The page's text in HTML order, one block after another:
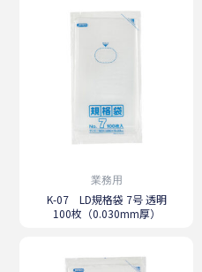
業務用
K-07 LD規格袋 7号 透明
100枚（0.030mm厚）